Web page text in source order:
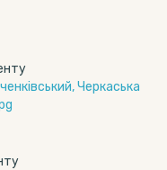
Черкаська